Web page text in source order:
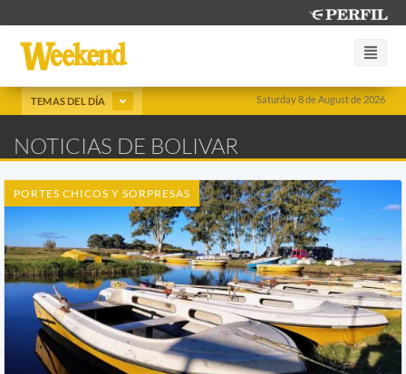
Saturday 8 de August de 2026
TEMAS DEL DÍA
NOTICIAS DE BOLIVAR
PORTES CHICOS Y SORPRESAS